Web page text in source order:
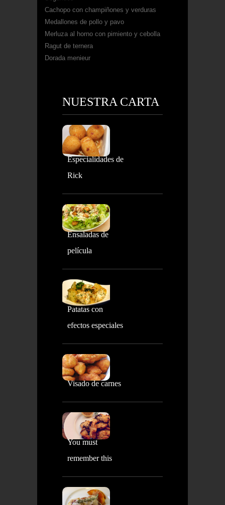
Cachopo con champiñones y verduras
Medallones de pollo y pavo
Merluza al horno con pimiento y cebolla
Ragut de ternera
Dorada menieur
NUESTRA CARTA
Especialidades de
Rick
Ensaladas de
película
Patatas con
efectos especiales
Visado de carnes
You must
remember this